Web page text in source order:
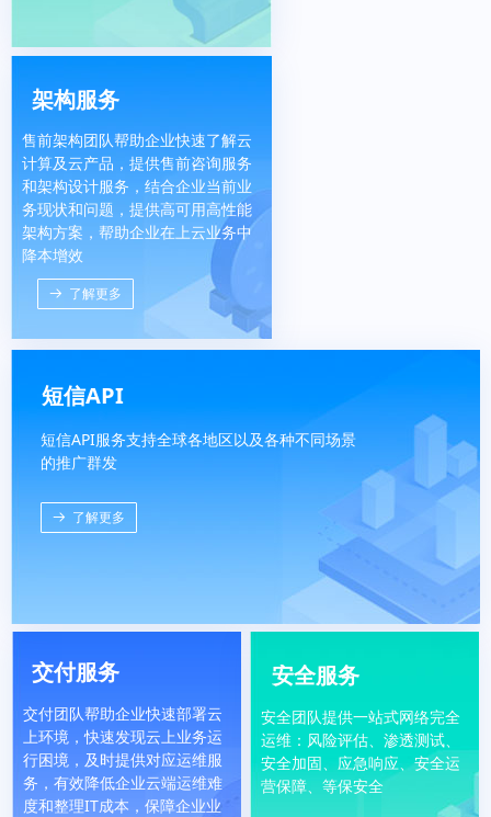
架构服务
售前架构团队帮助企业快速了解云
计算及云产品，提供售前咨询服务
和架构设计服务，结合企业当前业
务现状和问题，提供高可用高性能
架构方案，帮助企业在上云业务中
降本增效
뀠 了解更多
交付服务
交付团队帮助企业快速部署云
上环境，快速发现云上业务运
行困境，及时提供对应运维服
务，有效降低企业云端运维难
度和整理IT成本，保障企业业
安全服务
安全团队提供一站式网络完全
运维：风险评估、渗透测试、
安全加固、应急响应、安全运
营保障、等保安全
短信API
短信API服务支持全球各地区以及各种不同场景
的推广群发
뀠 了解更多